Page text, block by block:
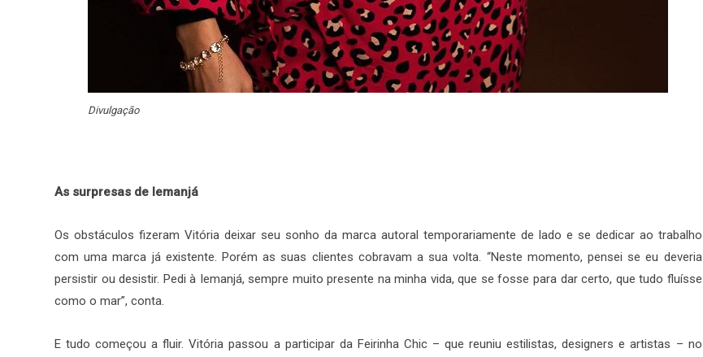
Divulgação
As surpresas de Iemanjá
Os obstáculos fizeram Vitória deixar seu sonho da marca autoral temporariamente de lado e se dedicar ao trabalho
com uma marca já existente. Porém as suas clientes cobravam a sua volta. “Neste momento, pensei se eu deveria
persistir ou desistir. Pedi à Iemanjá, sempre muito presente na minha vida, que se fosse para dar certo, que tudo fluísse
como o mar”, conta.
E tudo começou a fluir. Vitória passou a participar da Feirinha Chic – que reuniu estilistas, designers e artistas – no